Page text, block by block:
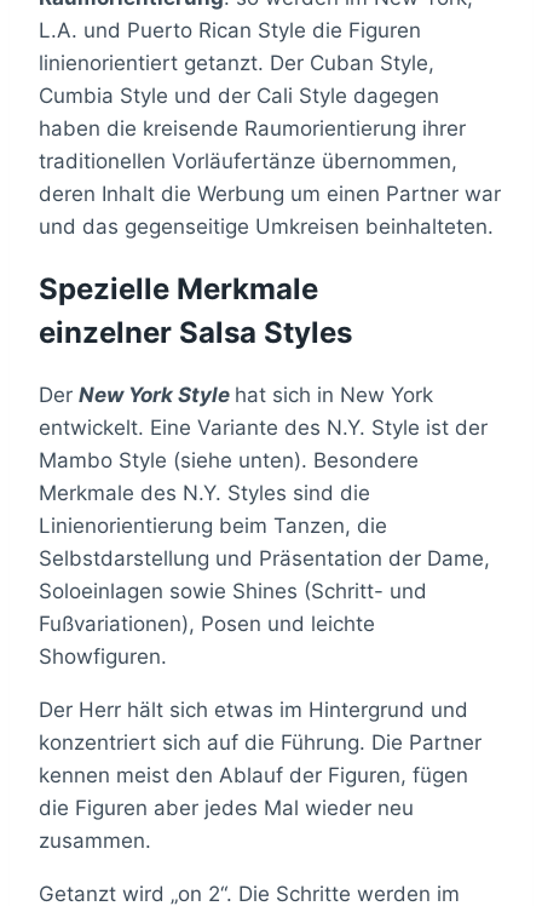
L.A. und Puerto Rican Style die Figuren
linienorientiert getanzt. Der Cuban Style,
Cumbia Style und der Cali Style dagegen
haben die kreisende Raumorientierung ihrer
traditionellen Vorläufertänze übernommen,
deren Inhalt die Werbung um einen Partner war
und das gegenseitige Umkreisen beinhalteten.
Spezielle Merkmale
einzelner Salsa Styles
Der New York Style hat sich in New York
entwickelt. Eine Variante des N.Y. Style ist der
Mambo Style (siehe unten). Besondere
Merkmale des N.Y. Styles sind die
Linienorientierung beim Tanzen, die
Selbstdarstellung und Präsentation der Dame,
Soloeinlagen sowie Shines (Schritt- und
Fußvariationen), Posen und leichte
Showfiguren.
Der Herr hält sich etwas im Hintergrund und
konzentriert sich auf die Führung. Die Partner
kennen meist den Ablauf der Figuren, fügen
die Figuren aber jedes Mal wieder neu
zusammen.
Getanzt wird „on 2“. Die Schritte werden im